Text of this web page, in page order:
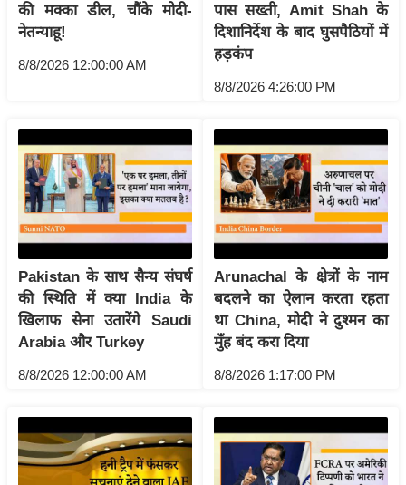
सा
हि
त्य
त
ऑ
टो
व
र्ल्ड
न्यू
ज
ब्री
फ
नो
ज
न
की मक्का डील, चौंके मोदी-
नेतन्याहू!
8/8/2026 12:00:00 AM
पास सख्ती, Amit Shah के
दिशानिर्देश के बाद घुसपैठियों में
हड़कंप
8/8/2026 4:26:00 PM
Pakistan के साथ सैन्य संघर्ष
की स्थिति में क्या India के
खिलाफ सेना उतारेंगे Saudi
Arabia और Turkey
8/8/2026 12:00:00 AM
Arunachal के क्षेत्रों के नाम
बदलने का ऐलान करता रहता
था China, मोदी ने दुश्मन का
मुँह बंद करा दिया
8/8/2026 1:17:00 PM